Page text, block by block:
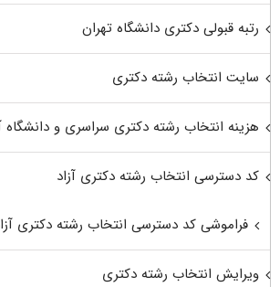
رتبه قبولی دکتری دانشگاه تهران
سایت انتخاب رشته دکتری
هزینه انتخاب رشته دکتری سراسری و دانشگاه
کد دسترسی انتخاب رشته دکتری آزاد
فراموشی کد دسترسی انتخاب رشته دکتری
ویرایش انتخاب رشته دکتری